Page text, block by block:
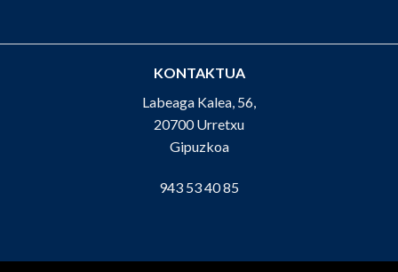
KONTAKTUA
Labeaga Kalea, 56,
20700 Urretxu
Gipuzkoa
943 53 40 85